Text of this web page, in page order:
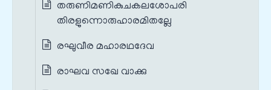
തരുണിമണികുചകലശോപരി
തിരളുന്നൊരുഹാരമിതല്ലേ
രഘുവീര മഹാരഥദേവ
രാഘവ സഖേ വാക്കു